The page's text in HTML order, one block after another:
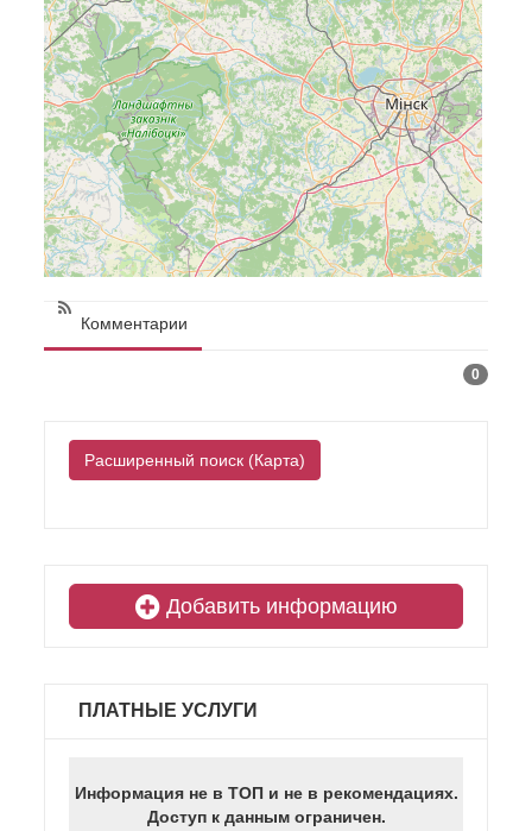
Комментарии
0
Расширенный поиск (Карта)
Добавить информацию
ПЛАТНЫЕ УСЛУГИ
Информация не в ТОП и не в рекомендациях.
Доступ к данным ограничен.